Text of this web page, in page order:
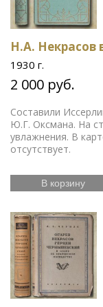
Н.А. Некрасов
1930 г.
2 000 руб.
Составили
Ю.Г. Оксмана. На
увлажнения. В
отсутствует.
В корзину